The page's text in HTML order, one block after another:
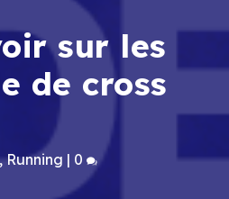
sur les
de cross
,Running | 0